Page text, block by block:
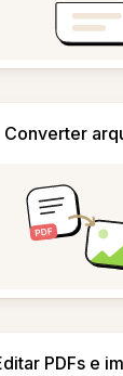
Converter
PDFs e